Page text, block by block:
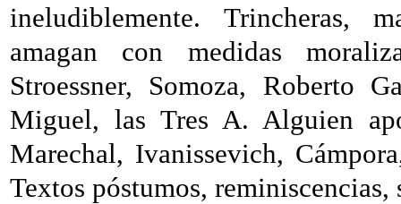
ineludiblemente. Trincheras,
amagan con medidas
Stroessner, Somoza, Roberto
Miguel, las Tres A. Alguien
Marechal, Ivanissevich,
Textos póstumos,